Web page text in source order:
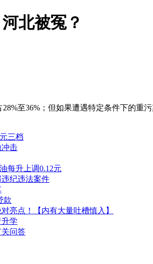
北被冤？
至36%；但如果遭遇特定条件下的重
三档
击
每升上调0.12元
纪违法案件
款
亮点！【内有大量吐槽慎入】
学
关问答